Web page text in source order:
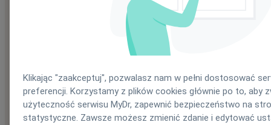
Klikając "zaakceptuj", pozwalasz nam w pełni dostosować
preferencji. Korzystamy z plików cookies głównie po to, aby
użyteczność serwisu MyDr, zapewnić bezpieczeństwo na
statystyczne. Zawsze możesz zmienić zdanie i edytować